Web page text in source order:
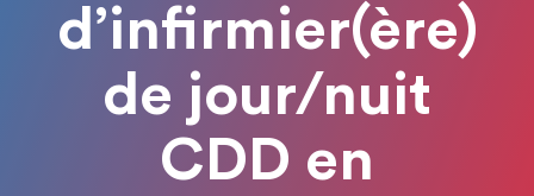
d’infirmier(ère)
de jour/nuit
CDD en